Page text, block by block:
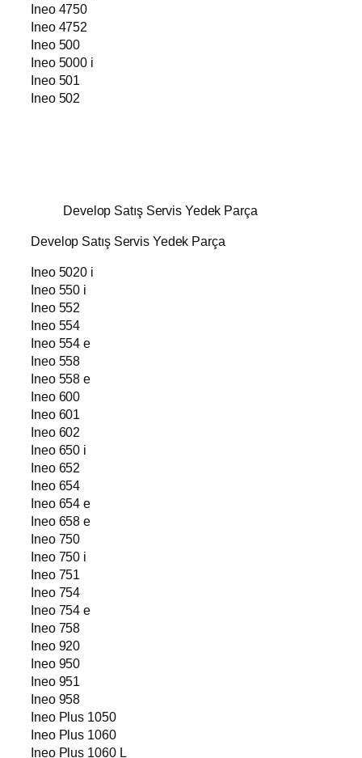
Ineo 4750
Ineo 4752
Ineo 500
Ineo 5000 i
Ineo 501
Ineo 502
Develop Satış Servis Yedek Parça
Develop Satış Servis Yedek Parça
Ineo 5020 i
Ineo 550 i
Ineo 552
Ineo 554
Ineo 554 e
Ineo 558
Ineo 558 e
Ineo 600
Ineo 601
Ineo 602
Ineo 650 i
Ineo 652
Ineo 654
Ineo 654 e
Ineo 658 e
Ineo 750
Ineo 750 i
Ineo 751
Ineo 754
Ineo 754 e
Ineo 758
Ineo 920
Ineo 950
Ineo 951
Ineo 958
Ineo Plus 1050
Ineo Plus 1060
Ineo Plus 1060 L